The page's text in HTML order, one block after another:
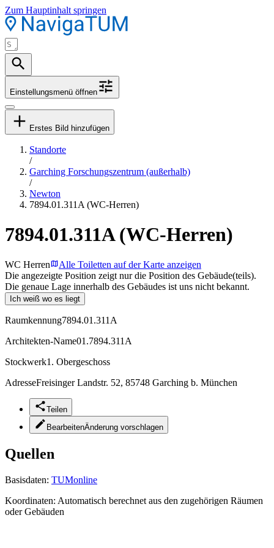
Zum Hauptinhalt springen
Einstellungsmenü öffnen
Erstes Bild hinzufügen
Standorte
/
Garching Forschungszentrum (außerhalb)
/
Newton
7894.01.311A (WC-Herren)
7894.01.311A (WC-Herren)
WC Herren
Alle Toiletten auf der Karte anzeigen
Die angezeigte Position zeigt nur die Position des Gebäude(teils).
Die genaue Lage innerhalb des Gebäudes ist uns nicht bekannt.
Ich weiß wo es liegt
Raumkennung7894.01.311A
Architekten-Name01.7894.311A
Stockwerk1. Obergeschoss
AdresseFreisinger Landstr. 52, 85748 Garching b. München
Teilen
BearbeitenÄnderung vorschlagen
Quellen
Basisdaten: TUMonline
Koordinaten: Automatisch berechnet aus den zugehörigen Räumen
oder Gebäuden